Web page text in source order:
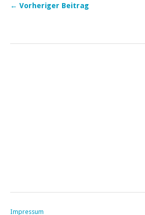
← Vorheriger Beitrag
Impressum